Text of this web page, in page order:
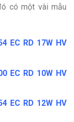
có một vài mẫu
EC RD 17W HV
EC RD 10W HV
EC RD 12W HV